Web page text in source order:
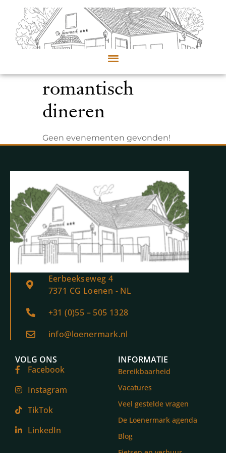
romantisch
dineren
Geen evenementen gevonden!
Eerbeekseweg 4
7371 CG Loenen - NL
+31 (0)55 – 505 1328
info@loenermark.nl
VOLG ONS
Facebook
Instagram
TikTok
LinkedIn
INFORMATIE
Bereikbaarheid
Vacatures
Veel gestelde vragen
De Loenermark agenda
Blog